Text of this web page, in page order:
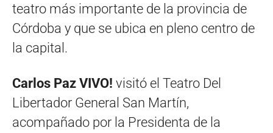
teatro más importante de la provincia de
Córdoba y que se ubica en pleno centro de
la capital.
Carlos Paz VIVO! visitó el Teatro Del
Libertador General San Martín,
acompañado por la Presidenta de la